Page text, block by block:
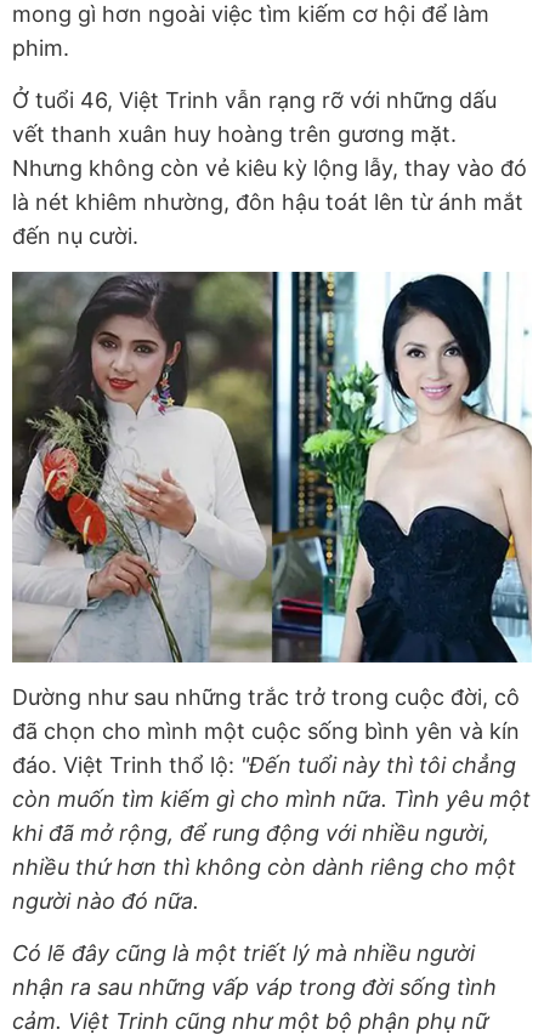
mong gì hơn ngoài việc tìm kiếm cơ hội để làm
phim.
Ở tuổi 46, Việt Trinh vẫn rạng rỡ với những dấu
vết thanh xuân huy hoàng trên gương mặt.
Nhưng không còn vẻ kiêu kỳ lộng lẫy, thay vào đó
là nét khiêm nhường, đôn hậu toát lên từ ánh mắt
đến nụ cười.
Dường như sau những trắc trở trong cuộc đời, cô
đã chọn cho mình một cuộc sống bình yên và kín
đáo. Việt Trinh thổ lộ: "Đến tuổi này thì tôi chẳng
còn muốn tìm kiếm gì cho mình nữa. Tình yêu một
khi đã mở rộng, để rung động với nhiều người,
nhiều thứ hơn thì không còn dành riêng cho một
người nào đó nữa.
Có lẽ đây cũng là một triết lý mà nhiều người
nhận ra sau những vấp váp trong đời sống tình
cảm. Việt Trinh cũng như một bộ phận phụ nữ